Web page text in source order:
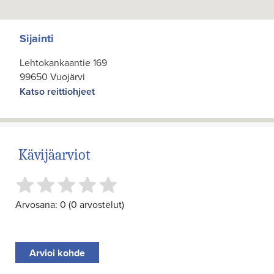
Sijainti
Lehtokankaantie 169
99650 Vuojärvi
Katso reittiohjeet
Kävijäarviot
Arvosana: 0 (0 arvostelut)
Arvioi kohde